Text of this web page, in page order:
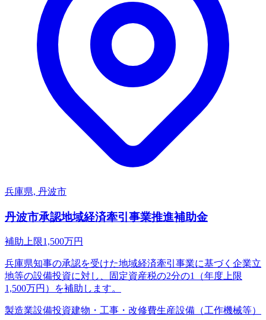
兵庫県, 丹波市
丹波市承認地域経済牽引事業推進補助金
補助上限1,500万円
兵庫県知事の承認を受けた地域経済牽引事業に基づく企業立
地等の設備投資に対し、固定資産税の2分の1（年度上限
1,500万円）を補助します。
製造業設備投資建物・工事・改修費生産設備（工作機械等）